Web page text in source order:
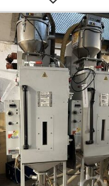
Apparaattype:
GmbH Type: CARD
Ahbek
kg/80° ABS
Containerinhoud: 70